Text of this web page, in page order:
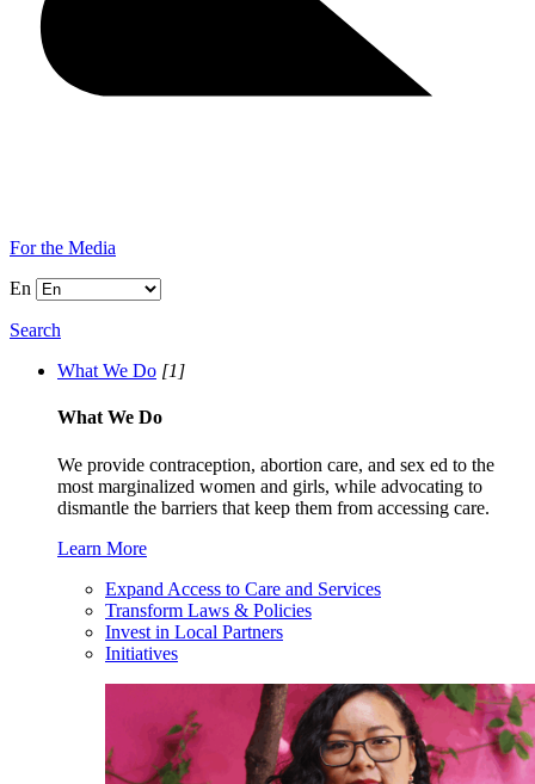
For the Media
En
Search
What We Do [1]
What We Do
We provide contraception, abortion care, and sex ed to the
most marginalized women and girls, while advocating to
dismantle the barriers that keep them from accessing care.
Learn More
Expand Access to Care and Services
Transform Laws & Policies
Invest in Local Partners
Initiatives